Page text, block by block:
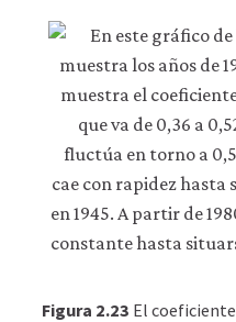
Figura 2.23 El